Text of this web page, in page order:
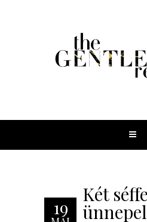
19
Két
ünnepel